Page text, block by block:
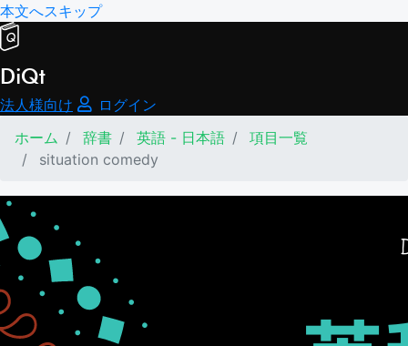
本文へスキップ
DiQt
法人様向け
ログイン
ホーム
辞書 英語 - 日本語
項目一覧
situation comedy